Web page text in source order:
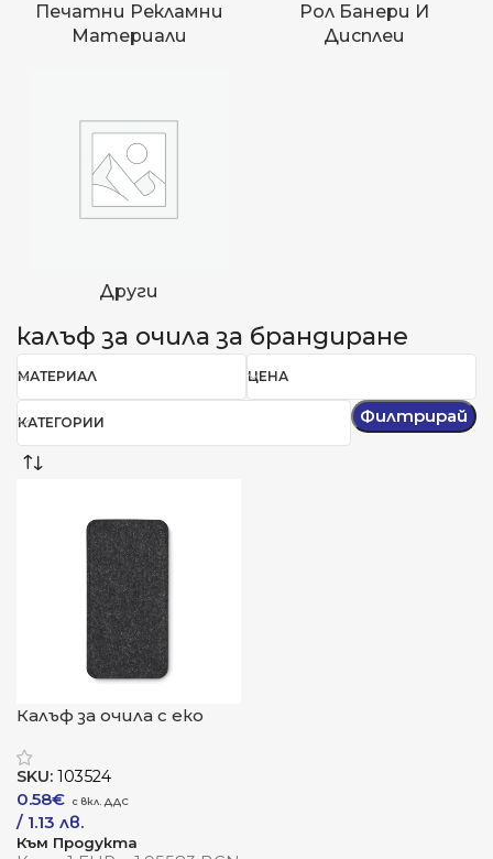
Печатни Рекламни
Материали
Рол Банери И
Дисплеи
Други
калъф за очила за брандиране
МАТЕРИАЛ ЦЕНА
КАТЕГОРИИ Филтрирай
Калъф за очила с еко
SKU: 103524
0.58€
/ 1.13 лв.
Към Продукта